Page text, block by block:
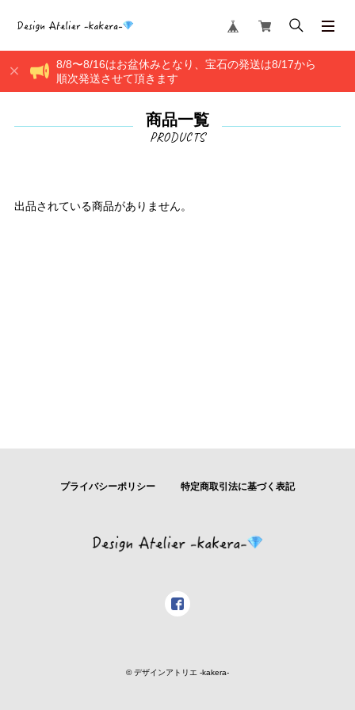
8/8〜8/16はお盆休みとなり、宝石の発送は8/17から
順次発送させて頂きます
商品一覧
出品されている商品がありません。
プライバシーポリシー 特定商取引法に基づく表記
© デザインアトリエ -kakera-